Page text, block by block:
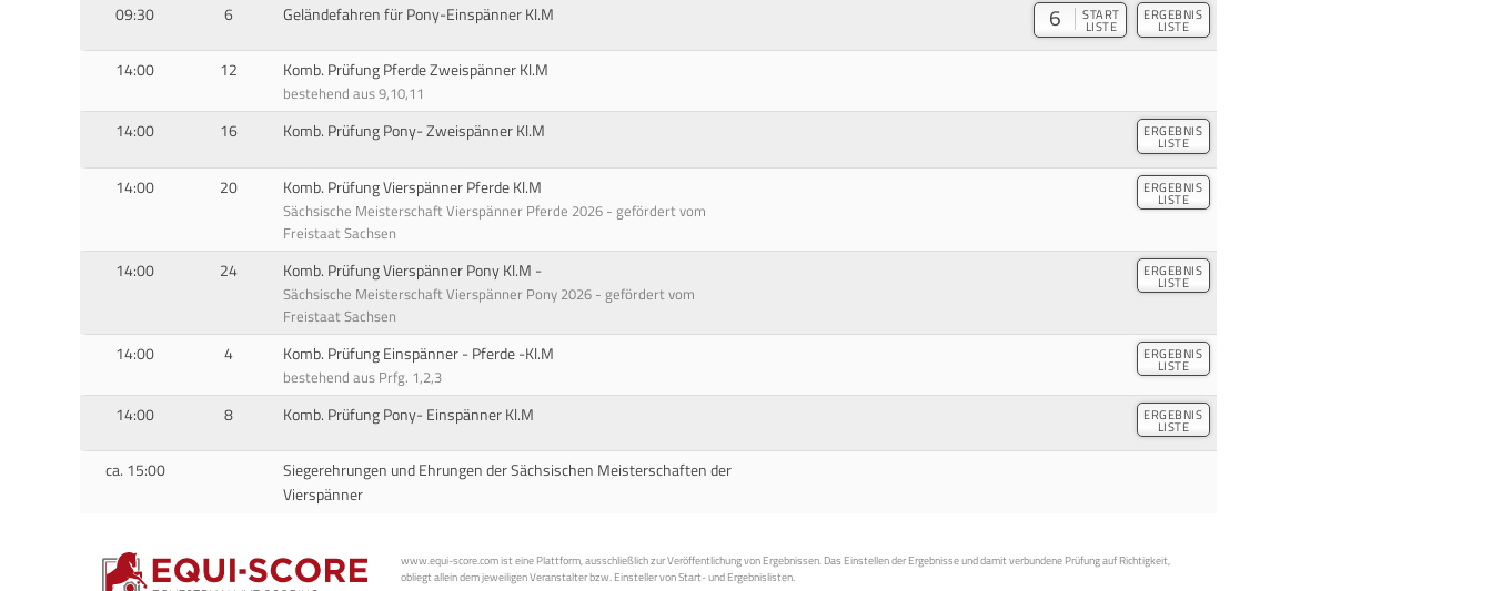
09:30 6 Geländefahren für Pony-Einspänner Kl.M 6 START
LISTE
ERGEBNIS
LISTE
14:00 12 Komb. Prüfung Pferde Zweispänner Kl.M
bestehend aus 9,10,11
14:00 16 Komb. Prüfung Pony- Zweispänner Kl.M ERGEBNIS
LISTE
14:00 20 Komb. Prüfung Vierspänner Pferde Kl.M
Sächsische Meisterschaft Vierspänner Pferde 2026 - gefördert vom
Freistaat Sachsen
ERGEBNIS
LISTE
14:00 24 Komb. Prüfung Vierspänner Pony Kl.M -
Sächsische Meisterschaft Vierspänner Pony 2026 - gefördert vom
Freistaat Sachsen
ERGEBNIS
LISTE
14:00 4 Komb. Prüfung Einspänner - Pferde -Kl.M
bestehend aus Prfg. 1,2,3
ERGEBNIS
LISTE
14:00 8 Komb. Prüfung Pony- Einspänner Kl.M ERGEBNIS
LISTE
ca. 15:00
Siegerehrungen und Ehrungen der Sächsischen Meisterschaften der
Vierspänner
www.equi-score.com ist eine Plattform, ausschließlich zur Veröffentlichung von Ergebnissen. Das Einstellen der Ergebnisse und damit verbundene Prüfung auf Richtigkeit,
obliegt allein dem jeweiligen Veranstalter bzw. Einsteller von Start- und Ergebnislisten.